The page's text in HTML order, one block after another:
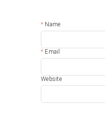
Name
Email
Website